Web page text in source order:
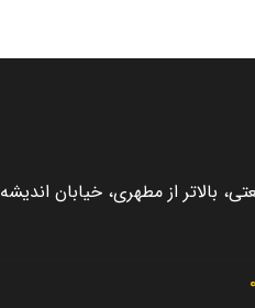
بالاتر از مطهری، خیابان اندیشه